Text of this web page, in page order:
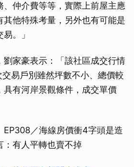
、仲介費等等，實際上前屋主應
其他特殊考量，另外也有可能是
。」
劉家豪表示：「該社區成交行情
易戶別雖然坪數不小、總價較
具有河岸景觀條件，成交單價
EP308／海線房價衝4字頭是造
有人平轉也賣不掉